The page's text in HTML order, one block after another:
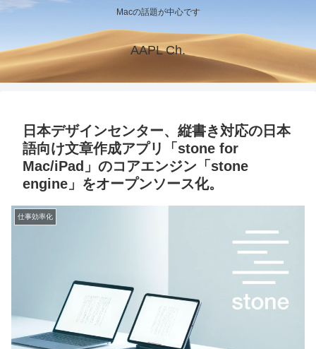
Macの話題が中心です
AAPL Ch.
日本デザインセンター、縦書き対応の日本
語向け文章作成アプリ「stone for
Mac/iPad」のコアエンジン「stone
engine」をオープンソース化。
仕事効率化